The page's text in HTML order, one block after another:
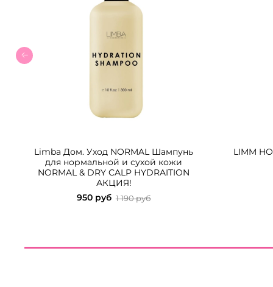
Limba Дом. Уход NORMAL Шампунь
для нормальной и сухой кожи
NORMAL & DRY CALP HYDRAITION
АКЦИЯ!
950 руб 1 190 руб
LIMM